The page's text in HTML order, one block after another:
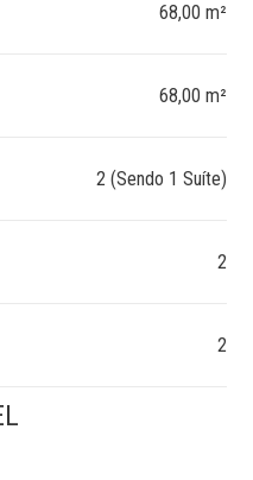
68,00 m²
68,00 m²
2 (Sendo 1 Suíte)
2
2